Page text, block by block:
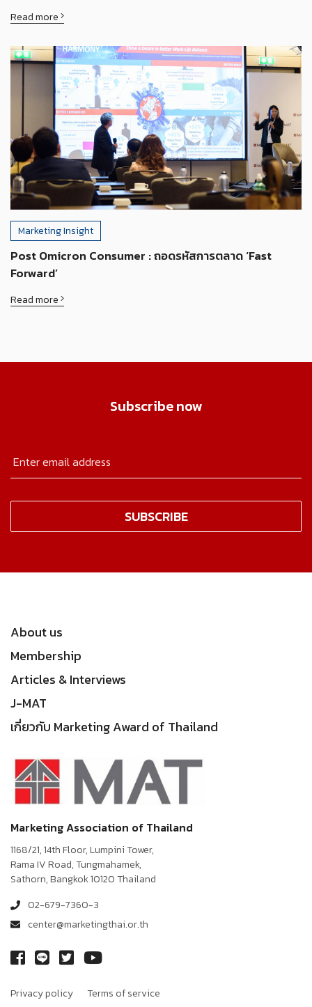
Read more
Marketing Insight
Post Omicron Consumer : ถอดรหัสการตลาด ‘Fast
Forward’
Read more
Subscribe now
About us
Membership
Articles & Interviews
J-MAT
เกี่ยวกับ Marketing Award of Thailand
Marketing Association of Thailand
1168/21, 14th Floor, Lumpini Tower,
Rama IV Road, Tungmahamek,
Sathorn, Bangkok 10120 Thailand
02-679-7360-3
center@marketingthai.or.th
Privacy policy Terms of service